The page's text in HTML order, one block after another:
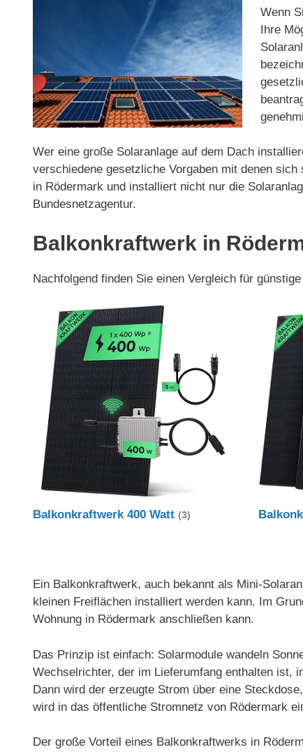
Wenn
Ihre
Wer eine große Solaranlage auf dem Dach
verschiedene gesetzliche Vorgaben mit denen
in Rödermark und installiert nicht nur die
Bundesnetzagentur.
Balkonkraftwerk in
Nachfolgend finden Sie einen Vergleich für
Balkonkraftwerk 400 Watt (3)
Ein Balkonkraftwerk, auch bekannt als Mini-
kleinen Freiflächen installiert werden kann. Im
Wohnung in Rödermark anschließen kann.
Das Prinzip ist einfach: Solarmodule wandeln
Wechselrichter, der im Lieferumfang enthalten ist,
Dann wird der erzeugte Strom über eine
wird in das öffentliche Stromnetz von Rödermark
Der große Vorteil eines Balkonkraftwerks in